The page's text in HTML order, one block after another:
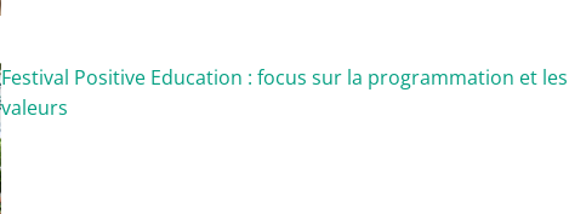
Festival Positive Education : focus sur la programmation et les
valeurs